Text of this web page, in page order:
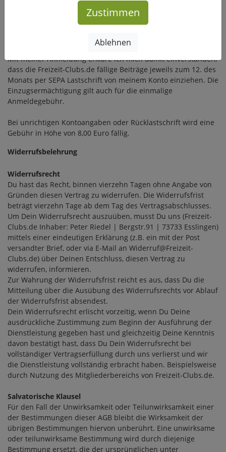
gelten dabei die mit meinem Kreditinstitut vereinbarten
Mit meiner Anmeldung erkläre ich mich damit einverstanden,
dass die Freizeit-Clubs.de fällige Beiträge jeweils zum 12. des
Monats per SEPA Lastschrift von meinem Konto einziehen. Die
Einzugsermächtigung gilt auch für die einmalige
Anmeldegebühr.
Bei unrichtigen Kontoangaben oder Rücklastschrift wird eine
Gebühr in Höhe von 8,00 Euro fällig.
Widerrufsbelehrung
Widerrufsrecht
Du hast das Recht, binnen vierzehn Tagen ohne Angabe von
Gründen diesen Vertrag zu widerrufen. Die Widerrufsfrist
beträgt vierzehn Tage ab dem Tag des Vertragsabschlusses.
Um Dein Widerrufsrecht auszuüben, musst Du uns (Freizeit-
Clubs.de Inhaber: Peter Riedel | Bergstr.91 | 73733 Esslingen)
mittels einer eindeutigen Erklärung (z.B. ein mit der Post
versandter Brief, oder via E-Mail an Widerruf@Freizeit-
Clubs.de) über Deinen Entschluss, diesen Vertrag zu
widerrufen, informieren.
Zur Wahrung der Widerrufsfrist reicht es aus, dass Du die
Mitteilung über die Ausübung des Widerrufsrechts vor Ablauf
der Widerrufsfrist absendest.
Dein Widerrufsrecht erlischt vorzeitig, wenn Du Deine
ausdrückliche Zustimmung zum Beginn der Ausführung der
Dienstleistung gegeben hast und gleichzeitig Deine Kenntnis
davon bestätigt hast, dass Du Dein Widerrufsrecht bei
vollständiger Vertragserfüllung durch uns verlierst und wir
die Dienstleistung vollständig erbracht haben. Beispielsweise
durch Nutzung des Mitgliederbereichs von Freizeit-Clubs.de.
Salvatorische Klausel
Für den Fall der Unwirksamkeit oder Teilunwirksamkeit einer
der Bestimmungen dieser AGB bleibt die Wirksamkeit der
übrigen Bestimmungen hiervon unberührt. Eine unwirksame
oder teilunwirksame Bestimmung wird durch diejenige
Bestimmung ersetzt, die der ursprünglichen unter
Zustimmen
Ablehnen